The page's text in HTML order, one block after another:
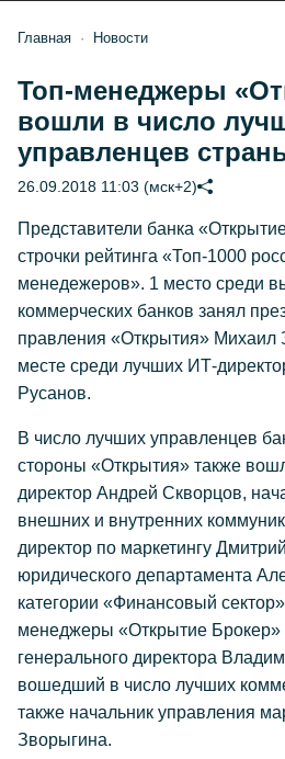
Главная Новости
Топ-менеджеры
вошли в число
управленцев
26.09.2018 11:03 (мск+2)
Представители банка
строчки рейтинга «Топ-1000
менедежеров». 1 место среди
коммерческих банков занял
правления «Открытия» Михаил
месте среди лучших ИТ-
Русанов.
В число лучших управленцев
стороны «Открытия» также
директор Андрей Скворцов,
внешних и внутренних
директор по маркетингу
юридического департамента
категории «Финансовый
менеджеры «Открытие Брокер»
генерального директора
вошедший в число лучших
также начальник управления
Зворыгина.